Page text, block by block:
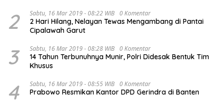
2 Sabtu, 16 Mar 2019 - 08:22 WIB 0 Komentar
2 Hari Hilang, Nelayan Tewas Mengambang di Pantai
Cipalawah Garut
3 Sabtu, 16 Mar 2019 - 08:28 WIB 0 Komentar
14 Tahun Terbunuhnya Munir, Polri Didesak Bentuk Tim
Khusus
4 Sabtu, 16 Mar 2019 - 08:55 WIB 0 Komentar
Prabowo Resmikan Kantor DPD Gerindra di Banten